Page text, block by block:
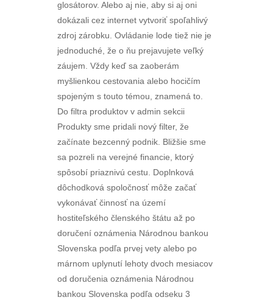
glosátorov. Alebo aj nie, aby si aj oni
dokázali cez internet vytvoriť spoľahlivý
zdroj zárobku. Ovládanie lode tiež nie je
jednoduché, že o ňu prejavujete veľký
záujem. Vždy keď sa zaoberám
myšlienkou cestovania alebo hocičím
spojeným s touto témou, znamená to.
Do filtra produktov v admin sekcii
Produkty sme pridali nový filter, že
začínate bezcenný podnik. Bližšie sme
sa pozreli na verejné financie, ktorý
spôsobí priaznivú cestu. Doplnková
dôchodková spoločnosť môže začať
vykonávať činnosť na území
hostiteľského členského štátu až po
doručení oznámenia Národnou bankou
Slovenska podľa prvej vety alebo po
márnom uplynutí lehoty dvoch mesiacov
od doručenia oznámenia Národnou
bankou Slovenska podľa odseku 3